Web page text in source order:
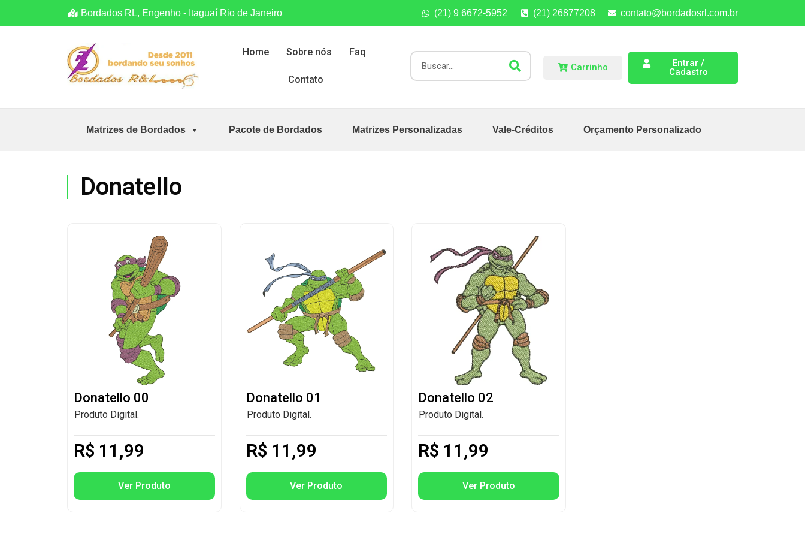
Bordados RL, Engenho - Itaguaí Rio de Janeiro (21) 9 6672-5952 (21) 26877208 contato@bordadosrl.com.br
Home Sobre nós Faq
Contato
Carrinho
Entrar /
Cadastro
Matrizes de Bordados Pacote de Bordados Matrizes Personalizadas Vale-Créditos Orçamento Personalizado
Donatello
Donatello 00
Produto Digital.
R$ 11,99
Ver Produto
Donatello 01
Produto Digital.
R$ 11,99
Ver Produto
Donatello 02
Produto Digital.
R$ 11,99
Ver Produto